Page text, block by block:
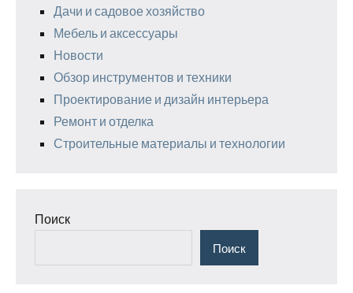
Дачи и садовое хозяйство
Мебель и аксессуары
Новости
Обзор инструментов и техники
Проектирование и дизайн интерьера
Ремонт и отделка
Строительные материалы и технологии
Поиск
Поиск